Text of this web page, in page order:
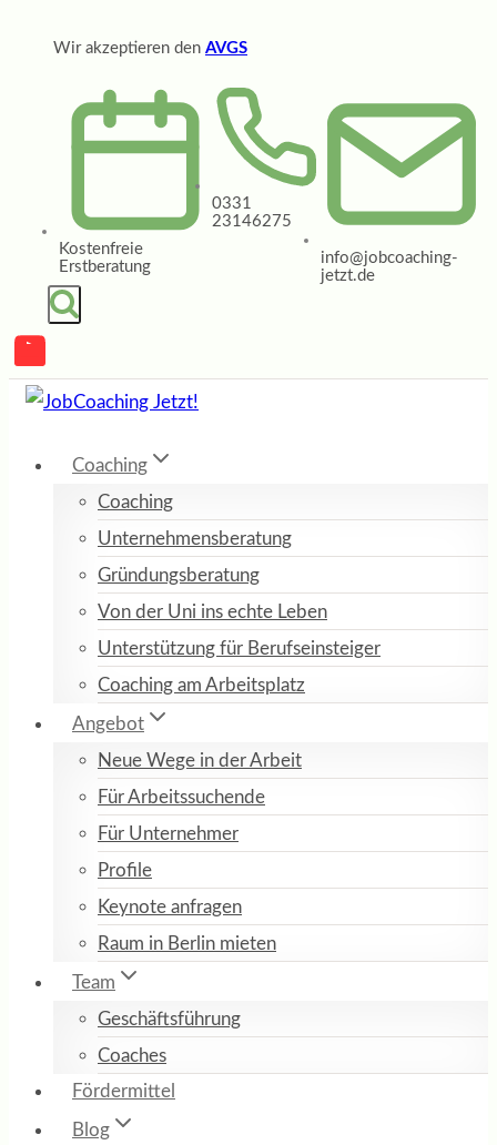
Wir akzeptieren den AVGS
Kostenfreie
Erstberatung
0331
23146275
info@jobcoaching-
jetzt.de
Coaching
Coaching
Unternehmensberatung
Gründungsberatung
Von der Uni ins echte Leben
Unterstützung für Berufseinsteiger
Coaching am Arbeitsplatz
Angebot
Neue Wege in der Arbeit
Für Arbeitssuchende
Für Unternehmer
Profile
Keynote anfragen
Raum in Berlin mieten
Team
Geschäftsführung
Coaches
Fördermittel
Blog